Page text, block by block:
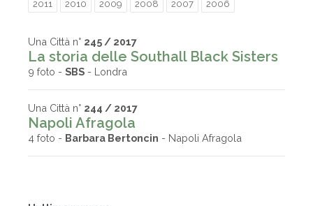
2011
2010 2009 2008 2007 2006
Una Città n° 245 / 2017
La storia delle Southall Black Sisters
9 foto - SBS - Londra
Una Città n° 244 / 2017
Napoli Afragola
4 foto - Barbara Bertoncin - Napoli Afragola